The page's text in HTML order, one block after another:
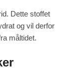
Dette stoffet
og vil derfor
måltidet.